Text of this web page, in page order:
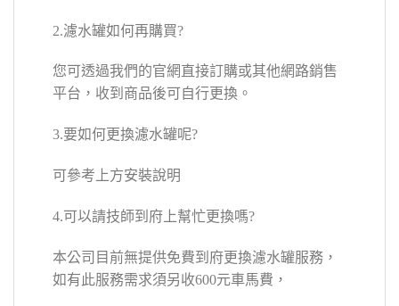
2.濾水罐如何再購買?
您可透過我們的官網直接訂購或其他網路銷售
平台，收到商品後可自行更換。
3.要如何更換濾水罐呢?
可參考上方安裝說明
4.可以請技師到府上幫忙更換嗎?
本公司目前無提供免費到府更換濾水罐服務，
如有此服務需求須另收600元車馬費，